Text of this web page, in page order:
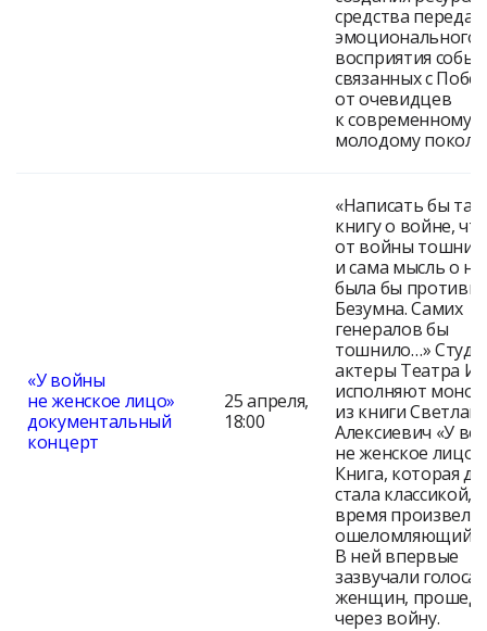
средства
эмоционального
восприятия
связанных с
от очевидцев
к современному
молодому
«У войны
не женское лицо»
документальный
концерт
25 апреля,
18:00
«Написать бы
книгу о войне,
от войны
и сама мысль о
была бы
Безумна. Самих
генералов бы
тошнило…»
актеры Театра
исполняют
из книги
Алексиевич «У
не женское лицо».
Книга, которая
стала классикой,
время произвела
ошеломляющий
В ней впервые
зазвучали голоса
женщин,
через войну.